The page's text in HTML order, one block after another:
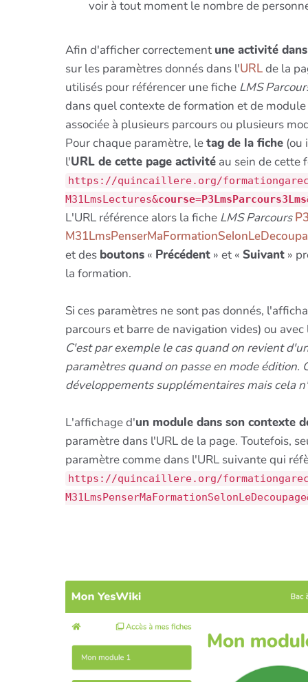
voir à tout moment le nombre de
Afin d'afficher correctement une activité
sur les paramètres donnés dans l'URLde la
utilisés pour référencer une fiche LMS
dans quel contexte de formation et de
associée à plusieurs parcours ou plusieurs
Pour chaque paramètre, letag de la fiche (ou
l'URL de cette page activité au sein de cette
https://quincaillere.org/
M31LmsLectures&course=P3LmsParcours3Lms
L'URL référence alors la fiche LMS Parcours
et des boutons « Précédent » et « Suivant »
la formation.
Si ces paramètres ne sont pas donnés,
parcours et barre de navigation vides) ou
C'est par exemple le cas quand on revient
paramètres quand on passe en mode
développements supplémentaires mais cela
L'affichage d'un module dans son contexte
paramètre dans l'URL de la page. Toutefois,
paramètre comme dans l'URL suivante qui
https://quincaillere.org/